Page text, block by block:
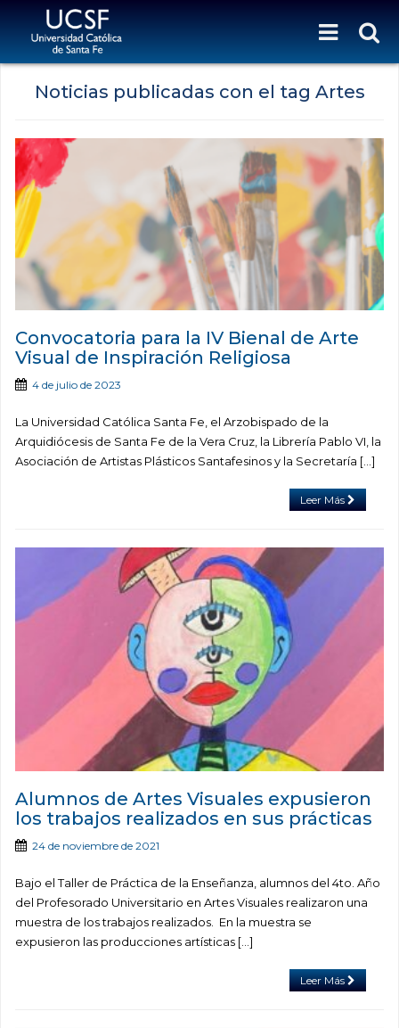
Noticias publicadas con el tag Artes
Convocatoria para la IV Bienal de Arte
Visual de Inspiración Religiosa
4 de julio de 2023
La Universidad Católica Santa Fe, el Arzobispado de la
Arquidiócesis de Santa Fe de la Vera Cruz, la Librería Pablo VI, la
Asociación de Artistas Plásticos Santafesinos y la Secretaría […]
Leer Más
Alumnos de Artes Visuales expusieron
los trabajos realizados en sus prácticas
24 de noviembre de 2021
Bajo el Taller de Práctica de la Enseñanza, alumnos del 4to. Año
del Profesorado Universitario en Artes Visuales realizaron una
muestra de los trabajos realizados. En la muestra se
expusieron las producciones artísticas […]
Leer Más